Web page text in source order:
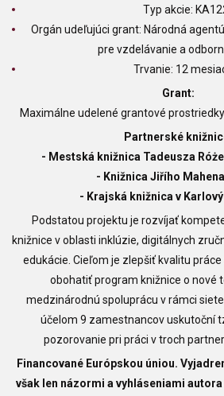
Typ akcie:
Orgán udeľujúci grant: Národná
pre vzdelávanie a
Trvanie: 12
Grant:
Maximálne udelené grantové
Partnerské
- Mestská knižnica Tadeusza
- Knižnica Jiřího
- Krajská knižnica v
Podstatou projektu je rozvíjať
knižnice v oblasti inklúzie, digitálnych
edukácie. Cieľom je zlepšiť kvalitu
obohatiť program knižnice o nové
medzinárodnú spoluprácu v rámci
účelom 9 zamestnancov uskutoční
pozorovanie pri práci v troch
Financované Európskou úniou.
však len názormi a vyhláseniami